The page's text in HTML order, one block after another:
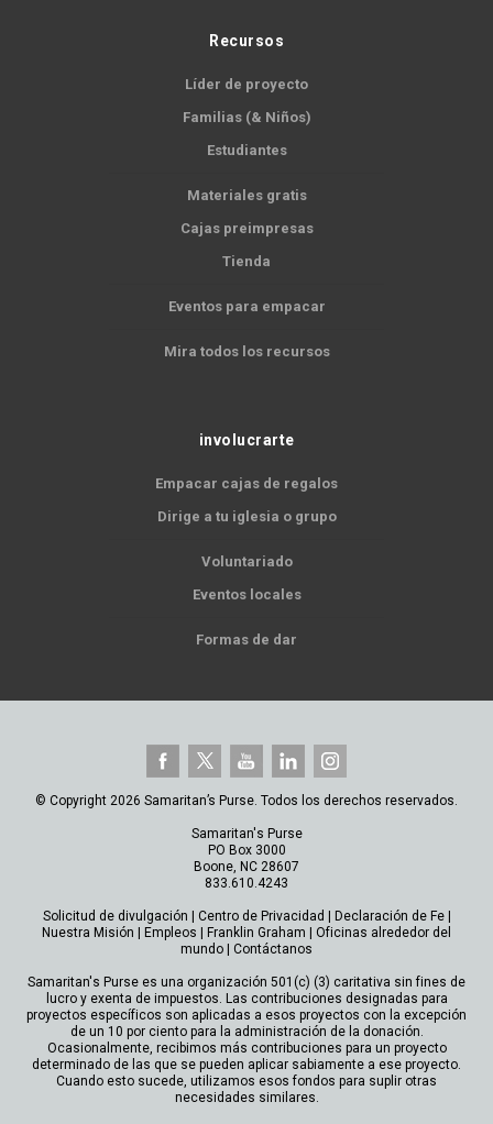
Recursos
Líder de proyecto
Familias (& Niños)
Estudiantes
Materiales gratis
Cajas preimpresas
Tienda
Eventos para empacar
Mira todos los recursos
involucrarte
Empacar cajas de regalos
Dirige a tu iglesia o grupo
Voluntariado
Eventos locales
Formas de dar
© Copyright 2026 Samaritan’s Purse. Todos los derechos reservados.
Samaritan's Purse
PO Box 3000
Boone, NC 28607
833.610.4243
Solicitud de divulgación Centro de Privacidad Declaración de Fe|
Nuestra Misión
Empleos Franklin Graham
Oficinas alrededor del
mundo
Contáctanos
Samaritan's Purse es una organización 501(c) (3) caritativa sin fines de
lucro y exenta de impuestos. Las contribuciones designadas para
proyectos específicos son aplicadas a esos proyectos con la excepción
de un 10 por ciento para la administración de la donación.
Ocasionalmente, recibimos más contribuciones para un proyecto
determinado de las que se pueden aplicar sabiamente a ese proyecto.
Cuando esto sucede, utilizamos esos fondos para suplir otras
necesidades similares.